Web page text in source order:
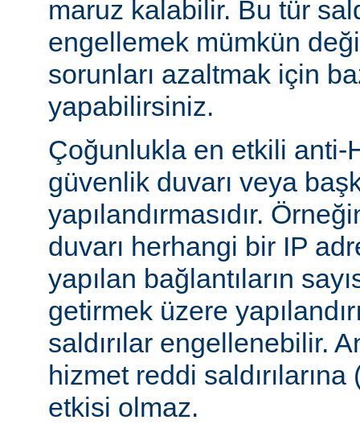
maruz kalabilir. Bu tür
engellemek mümkün
sorunları azaltmak için
yapabilirsiniz.
Çoğunlukla en etkili anti-
güvenlik duvarı veya
yapılandırmasıdır.
duvarı herhangi bir IP
yapılan bağlantıların
getirmek üzere
saldırılar engellenebilir.
hizmet reddi
etkisi olmaz.